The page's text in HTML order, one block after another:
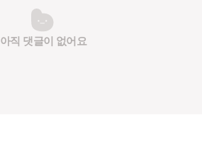
아직 댓글이 없어요